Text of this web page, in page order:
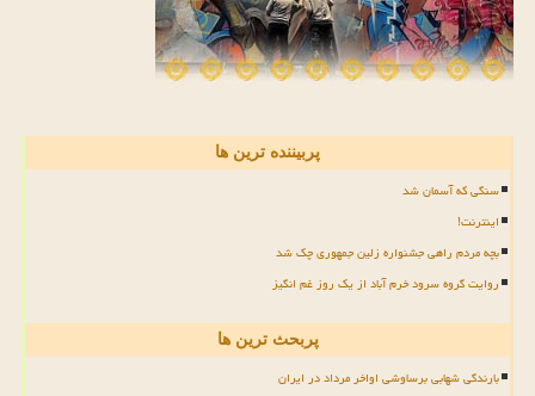
پربیننده ترین ها
سنگی که آسمان شد
اینترنت!
بچه مردم راهی جشنواره زلین جمهوری چک شد
روایت گروه سرود خرم آباد از یک روز غم انگیز
پربحث ترین ها
بارندگی شهابی برساوشی اواخر مرداد در ایران